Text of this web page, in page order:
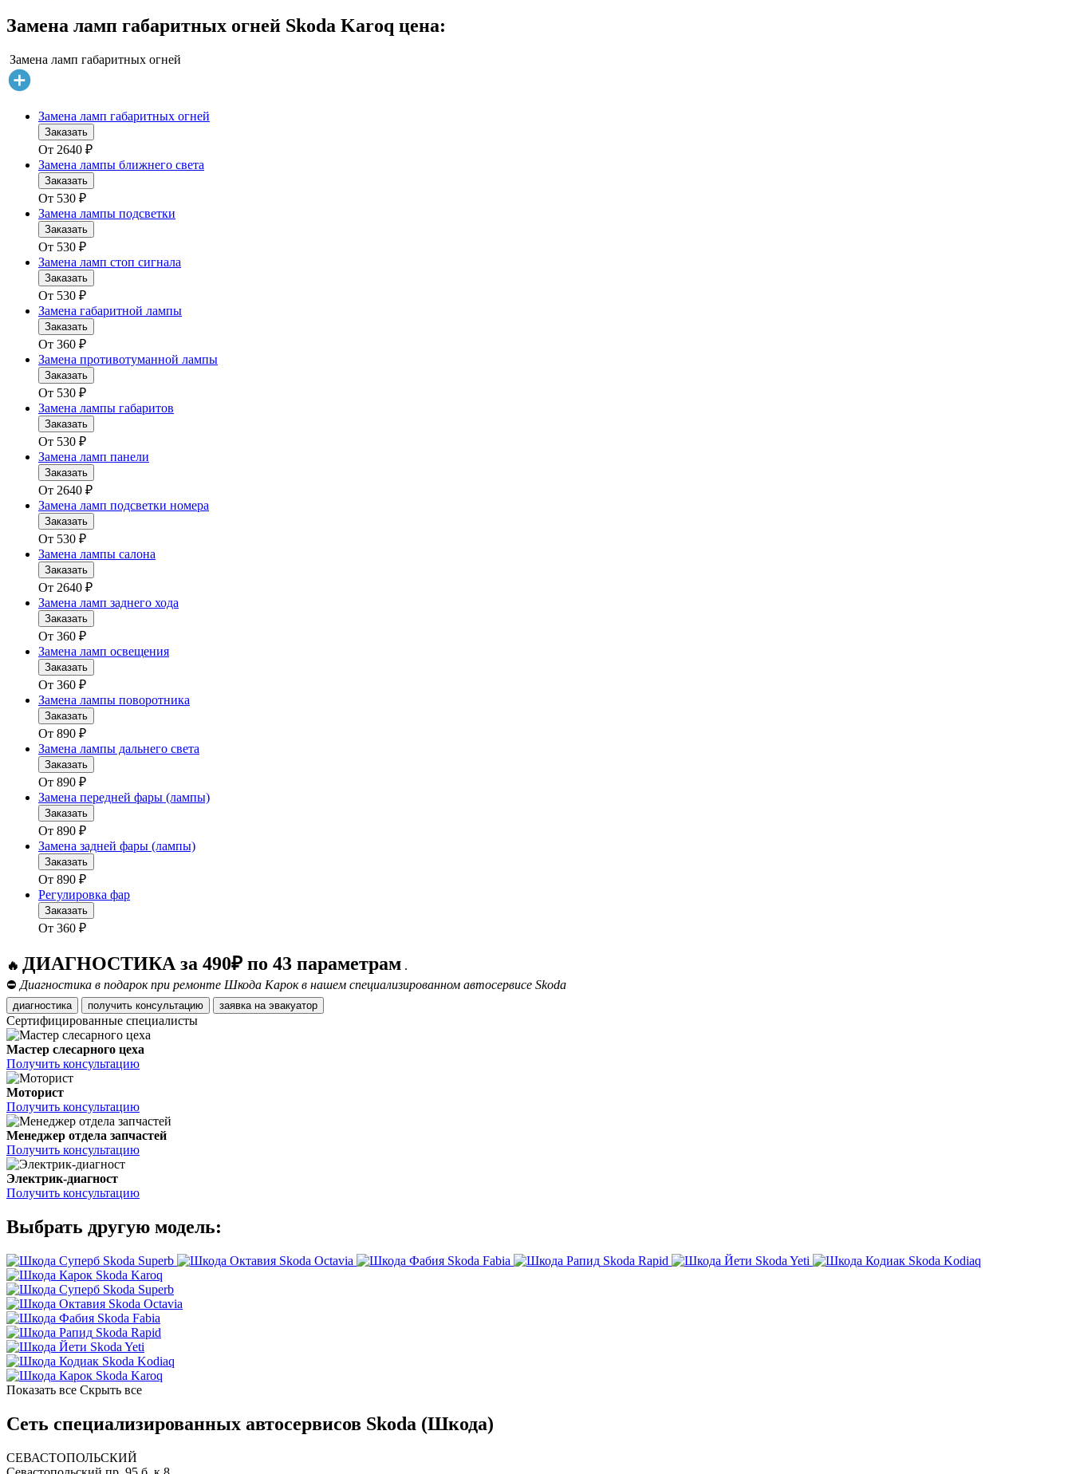
Замена ламп габаритных огней Skoda Karoq цена:
Замена ламп габаритных огней
Замена ламп габаритных огней
Заказать
От 2640 ₽
Замена лампы ближнего света
Заказать
От 530 ₽
Замена лампы подсветки
Заказать
От 530 ₽
Замена ламп стоп сигнала
Заказать
От 530 ₽
Замена габаритной лампы
Заказать
От 360 ₽
Замена противотуманной лампы
Заказать
От 530 ₽
Замена лампы габаритов
Заказать
От 530 ₽
Замена ламп панели
Заказать
От 2640 ₽
Замена ламп подсветки номера
Заказать
От 530 ₽
Замена лампы салона
Заказать
От 2640 ₽
Замена ламп заднего хода
Заказать
От 360 ₽
Замена ламп освещения
Заказать
От 360 ₽
Замена лампы поворотника
Заказать
От 890 ₽
Замена лампы дальнего света
Заказать
От 890 ₽
Замена передней фары (лампы)
Заказать
От 890 ₽
Замена задней фары (лампы)
Заказать
От 890 ₽
Регулировка фар
Заказать
От 360 ₽
🔥 ДИАГНОСТИКА за 490₽ по 43 параметрам .
⛔ Диагностика в подарок при ремонте Шкода Карок в нашем специализированном автосервисе Skoda
диагностика получить консультацию заявка на эвакуатор
Сертифицированные специалисты
Мастер слесарного цеха
Получить консультацию
Моторист
Получить консультацию
Менеджер отдела запчастей
Получить консультацию
Электрик-диагност
Получить консультацию
Выбрать другую модель:
Skoda Superb Skoda Octavia Skoda Fabia Skoda Rapid Skoda Yeti
Skoda Kodiaq
Skoda Karoq
Skoda Superb
Skoda Octavia
Skoda Fabia
Skoda Rapid
Skoda Yeti
Skoda Kodiaq
Skoda Karoq
Показать все Скрыть все
Сеть специализированных автосервисов Skoda (Шкода)
СЕВАСТОПОЛЬСКИЙ